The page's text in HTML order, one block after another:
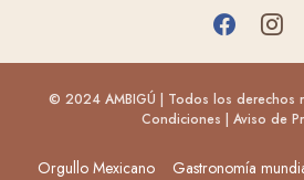
© 2024 AMBIGÚ | Todos los derechos
Condiciones | Aviso de
Orgullo Mexicano Gastronomía